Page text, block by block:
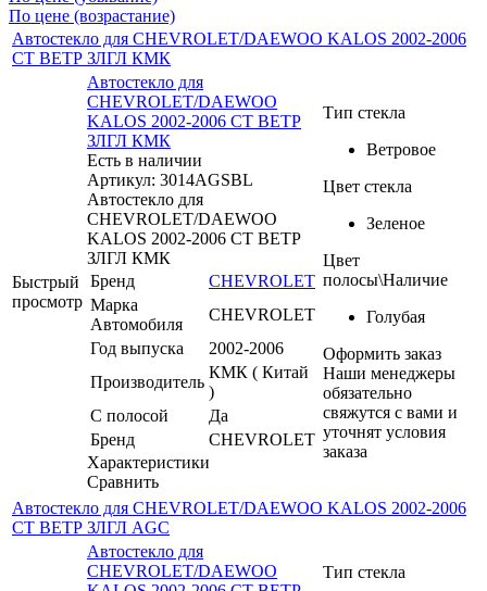
По цене (возрастание)
Автостекло для CHEVROLET/DAEWOO KALOS 2002-2006
СТ ВЕТР ЗЛГЛ КМК
Быстрый
просмотр
Автостекло для
CHEVROLET/DAEWOO
KALOS 2002-2006 СТ ВЕТР
ЗЛГЛ КМК
Есть в наличии
Артикул: 3014AGSBL
Автостекло для
CHEVROLET/DAEWOO
KALOS 2002-2006 СТ ВЕТР
ЗЛГЛ КМК
Бренд
CHEVROLET
Марка
Автомобиля
CHEVROLET
Год выпуска
2002-2006
Производитель
КМК ( Китай
)
С полосой
Да
Бренд
CHEVROLET
Характеристики
Сравнить
Тип стекла
Ветровое
Цвет стекла
Зеленое
Цвет
полосы\Наличие
Голубая
Оформить заказ
Наши менеджеры
обязательно
свяжутся с вами и
уточнят условия
заказа
Автостекло для CHEVROLET/DAEWOO KALOS 2002-2006
СТ ВЕТР ЗЛГЛ AGC
Автостекло для
CHEVROLET/DAEWOO
Тип стекла